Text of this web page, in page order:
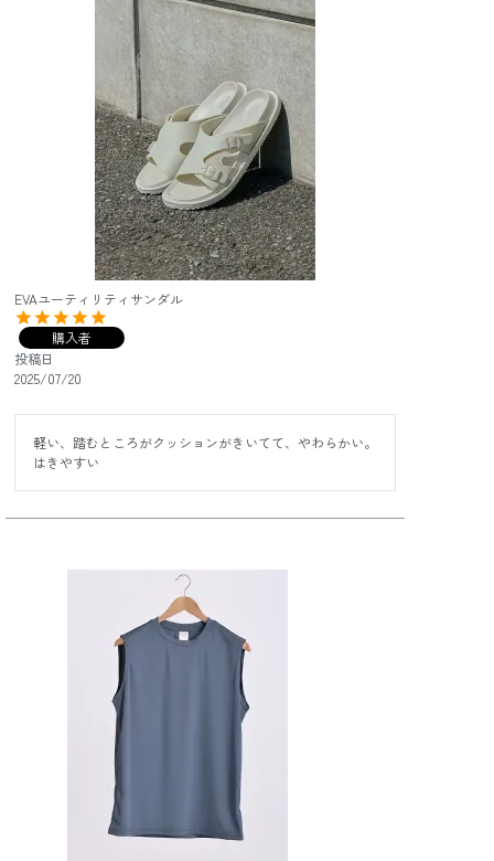
EVAユーティリティサンダル
購入者
投稿日
2025/07/20
軽い、踏むところがクッションがきいてて、やわらかい。
はきやすい